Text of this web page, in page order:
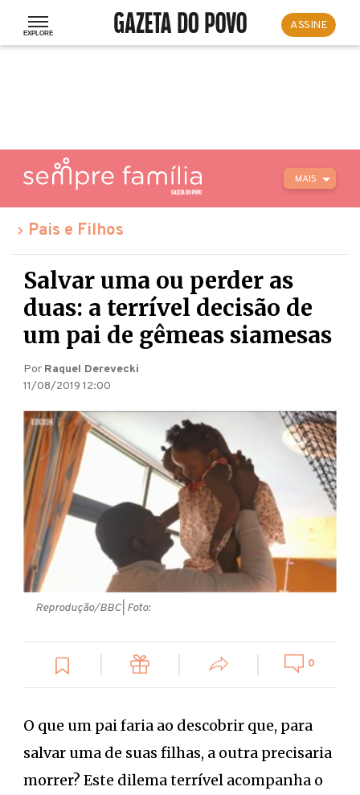
ASSINE
MAIS
Pais e Filhos
Salvar uma ou perder as
duas: a terrível decisão de
um pai de gêmeas siamesas
Por Raquel Derevecki
11/08/2019 12:00
Reprodução/BBC | Foto:
0
O que um pai faria ao descobrir que, para
salvar uma de suas filhas, a outra precisaria
morrer? Este dilema terrível acompanha o